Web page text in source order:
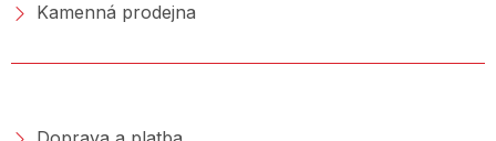
Kamenná prodejna